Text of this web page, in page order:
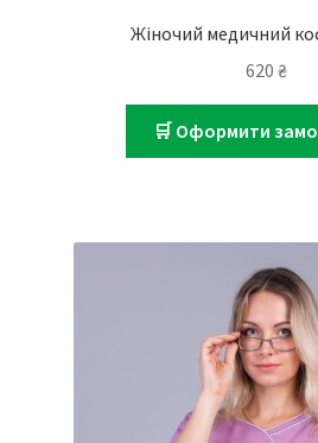
Жіночий медичний
620 ₴
🛒 Оформити